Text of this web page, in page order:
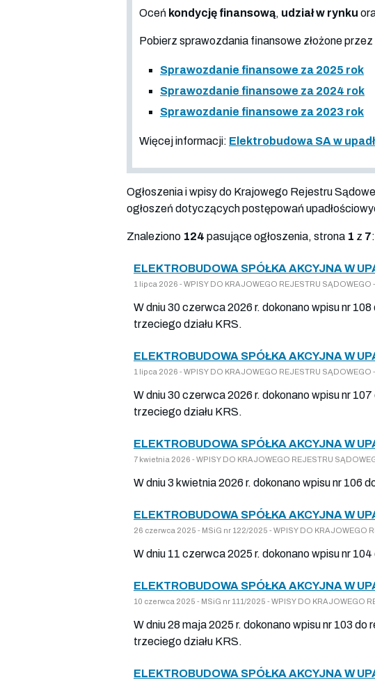
Oceń kondycję finansową, udział w rynku
Pobierz sprawozdania finansowe złożone
Sprawozdanie finansowe za 2025 rok
Sprawozdanie finansowe za 2024 rok
Sprawozdanie finansowe za 2023 rok
Więcej informacji: Elektrobudowa SA w
Ogłoszenia i wpisy do Krajowego Rejestru
ogłoszeń dotyczących postępowań
Znaleziono 124 pasujące ogłoszenia, strona 1 z 7:
ELEKTROBUDOWA SPÓŁKA AKCYJNA W
1 lipca 2026 - WPISY DO KRAJOWEGO REJESTRU SĄDOWEGO
W dniu 30 czerwca 2026 r. dokonano wpisu nr
trzeciego działu KRS.
ELEKTROBUDOWA SPÓŁKA AKCYJNA W
1 lipca 2026 - WPISY DO KRAJOWEGO REJESTRU SĄDOWEGO
W dniu 30 czerwca 2026 r. dokonano wpisu nr
trzeciego działu KRS.
ELEKTROBUDOWA SPÓŁKA AKCYJNA W
7 kwietnia 2026 - WPISY DO KRAJOWEGO REJESTRU
W dniu 3 kwietnia 2026 r. dokonano wpisu nr
ELEKTROBUDOWA SPÓŁKA AKCYJNA W
26 czerwca 2025 - MSiG nr 122/2025 - WPISY DO KRAJOWEGO
W dniu 11 czerwca 2025 r. dokonano wpisu nr
ELEKTROBUDOWA SPÓŁKA AKCYJNA W
10 czerwca 2025 - MSiG nr 111/2025 - WPISY DO KRAJOWEGO
W dniu 28 maja 2025 r. dokonano wpisu nr 103
trzeciego działu KRS.
ELEKTROBUDOWA SPÓŁKA AKCYJNA W